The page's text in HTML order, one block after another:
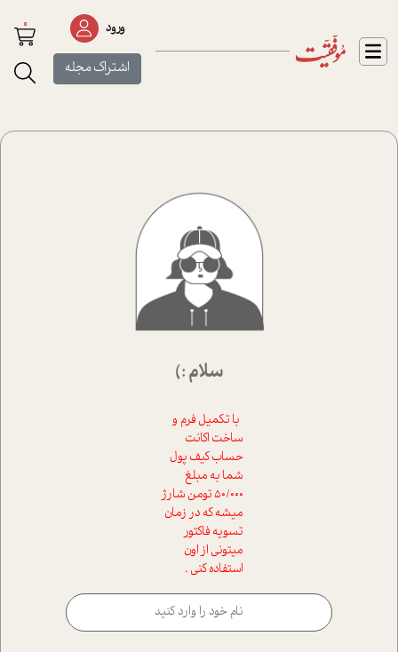
ورود
اشتراک مجله
0
سلام :)
با تکمیل فرم و
ساخت اکانت
حساب کیف پول
شما به مبلغ
50/000 تومن شارژ
میشه که در زمان
تسویه فاکتور
میتونی از اون
استفاده کنی .